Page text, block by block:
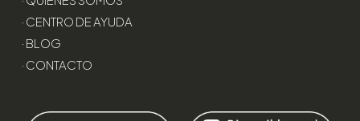
· CENTRO DE AYUDA
· BLOG
· CONTACTO